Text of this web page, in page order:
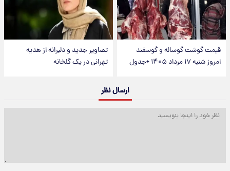
قیمت گوشت گوساله و گوسفند
امروز شنبه ۱۷ مرداد ۱۴۰۵ +جدول
تصاویر جدید و دلبرانه از هدیه
تهرانی در یک گلخانه
ارسال نظر